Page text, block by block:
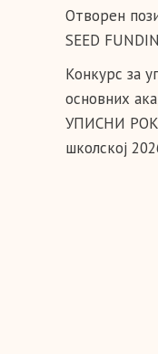
Отворен
SEED
Конкурс за
основних
УПИСНИ
школској